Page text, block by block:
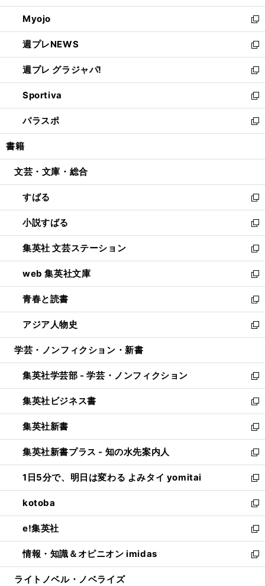
開
く
ウ
で
開
く
ン
ド
ウ
で
開
く
ウ
ィ
ン
ド
ウ
で
開
く
Myojo
新
し
い
ウ
ィ
ン
ド
ウ
で
開
週プレNEWS
新
し
い
ウ
ィ
ン
ド
ウ
開
週プレ グラジャパ!
新
し
い
ウ
ィ
ン
ウ
開
く
Sportiva
新
し
い
ウ
ン
ウ
で
開
く
パラスポ
新
し
ウ
ン
ド
ウ
で
開
く
書籍
文芸・文庫・総合
すばる
新
し
い
ウ
ィ
ン
ド
ウ
で
開
く
小説すばる
新
し
い
ウ
ィ
ン
ド
ウ
で
開
集英社 文芸ステーション
新
し
い
ウ
ィ
ン
ド
ウ
開
く
web 集英社文庫
新
し
い
ウ
ィ
ン
ウ
で
開
く
青春と読書
新
し
い
ウ
ン
ド
ウ
で
開
く
アジア人物史
新
し
ウ
ィ
ン
ド
ウ
で
開
く
学芸・ノンフィクション・新書
集英社学芸部 - 学芸・ノンフィクション
新
し
い
ウ
ィ
ン
ド
ウ
で
開
く
集英社ビジネス書
新
し
い
ウ
ィ
ン
ド
ウ
で
開
く
集英社新書
新
し
い
ウ
ィ
ン
ド
ウ
で
開
く
集英社新書プラス - 知の水先案内人
新
し
い
ウ
ィ
ン
ド
ウ
で
開
1日5分で、明日は変わる よみタイ yomitai
新
し
い
ウ
ィ
ン
ド
ウ
kotoba
新
し
い
ウ
ィ
ン
e!集英社
新
し
い
ウ
情報・知識＆オピニオン imidas
新
し
ライトノベル・ノベライズ